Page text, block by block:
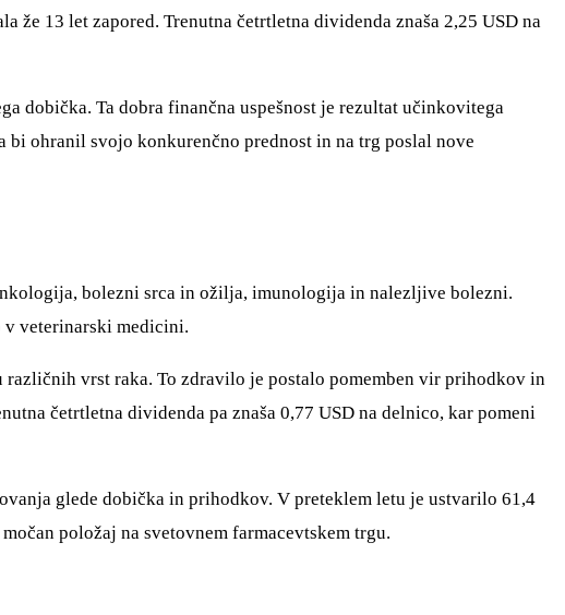
13 let zapored. Trenutna četrtletna dividenda znaša 2,25 USD na
dobička. Ta dobra finančna uspešnost je rezultat učinkovitega
ohranil svojo konkurenčno prednost in na trg poslal nove
bolezni srca in ožilja, imunologija in nalezljive bolezni.
v veterinarski medicini.
vrst raka. To zdravilo je postalo pomemben vir prihodkov in
četrtletna dividenda pa znaša 0,77 USD na delnico, kar pomeni
glede dobička in prihodkov. V preteklem letu je ustvarilo 61,4
položaj na svetovnem farmacevtskem trgu.